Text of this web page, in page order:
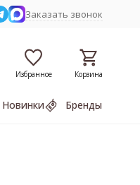
Заказать звонок
Избранное Корзина
Новинки Бренды